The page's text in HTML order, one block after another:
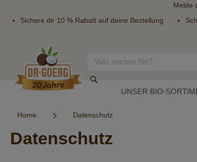
Melde
Sichere dir 10 % Rabatt auf deine Bestellung
Inhalt
Suche
UNSER BIO-
Home Datenschutz
Datenschutz